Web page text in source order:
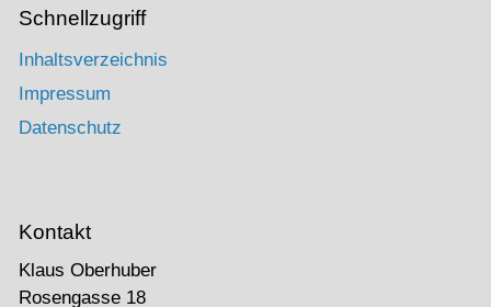
Schnellzugriff
Inhaltsverzeichnis
Impressum
Datenschutz
Kontakt
Klaus Oberhuber
Rosengasse 18